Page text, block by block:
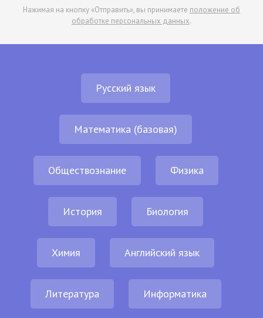
Нажимая на кнопку «Отправить», вы принимаете положение об
обработке персональных данных.
Русский язык
Математика (базовая)
Обществознание Физика
История Биология
Химия Английский язык
Литература Информатика